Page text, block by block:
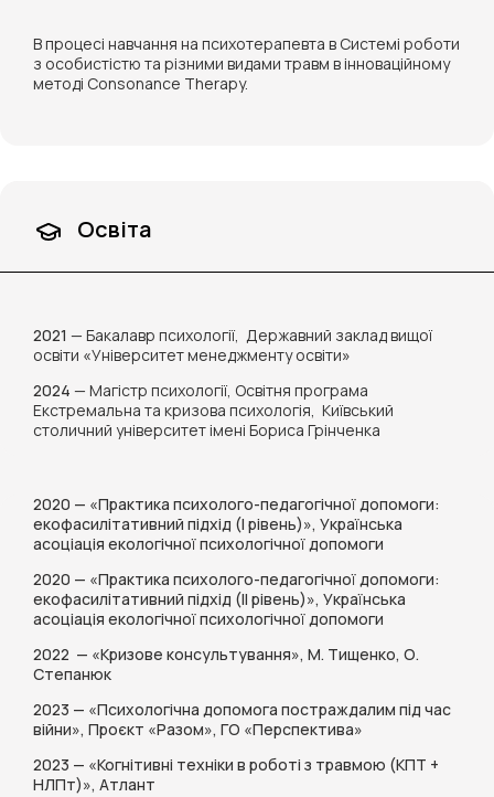
В процесі навчання на психотерапевта в Системі роботи
з особистістю та різними видами травм в інноваційному
методі Consonance Therapy.
Освіта
2021 — Бакалавр психології, Державний заклад вищої
освіти «Університет менеджменту освіти»
2024 — Магістр психології, Освітня програма
Екстремальна та кризова психологія, Київський
столичний університет імені Бориса Грінченка
2020 — «Практика психолого-педагогічної допомоги:
екофасилітативний підхід (І рівень)», Українська
асоціація екологічної психологічної допомоги
2020 — «Практика психолого-педагогічної допомоги:
екофасилітативний підхід (ІІ рівень)», Українська
асоціація екологічної психологічної допомоги
2022 — «Кризове консультування», М. Тищенко, О.
Степанюк
2023 — «Психологічна допомога постраждалим під час
війни», Проєкт «Разом», ГО «Перспектива»
2023 — «Когнітивні техніки в роботі з травмою (КПТ +
НЛПт)», Атлант